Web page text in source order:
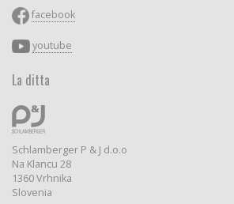
facebook
youtube
La ditta
Schlamberger P & J d.o.o
Na Klancu 28
1360 Vrhnika
Slovenia